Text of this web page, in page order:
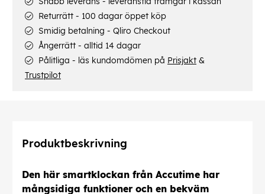
Returrätt - 100 dagar öppet köp
Smidig betalning - Qliro Checkout
Ångerrätt - alltid 14 dagar
Pålitliga - läs kundomdömen på Prisjakt &
Trustpilot
Produktbeskrivning
Den här smartklockan från Accutime har
mångsidiga funktioner och en bekväm